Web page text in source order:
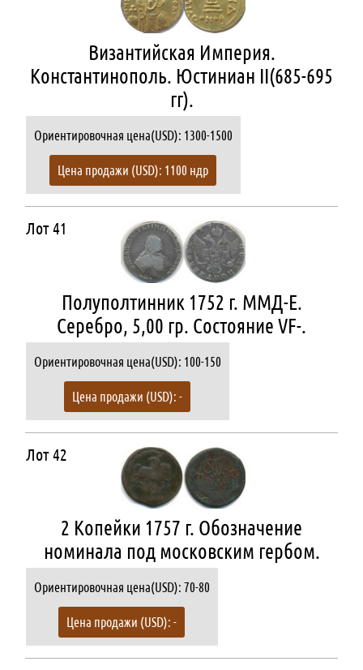
Византийская Империя.
Константинополь. Юстиниан II(685-695
гг).
Ориентировочная цена(USD): 1300-1500
Цена продажи (USD): 1100 ндр
Лот 41
Полуполтинник 1752 г. ММД-Е.
Серебро, 5,00 гр. Состояние VF-.
Ориентировочная цена(USD): 100-150
Цена продажи (USD): -
Лот 42
2 Копейки 1757 г. Обозначение
номинала под московским гербом.
Ориентировочная цена(USD): 70-80
Цена продажи (USD): -